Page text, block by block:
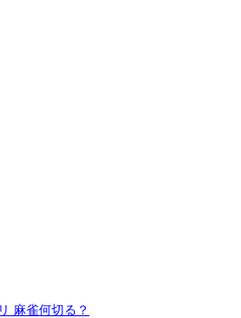
麻雀何切る？